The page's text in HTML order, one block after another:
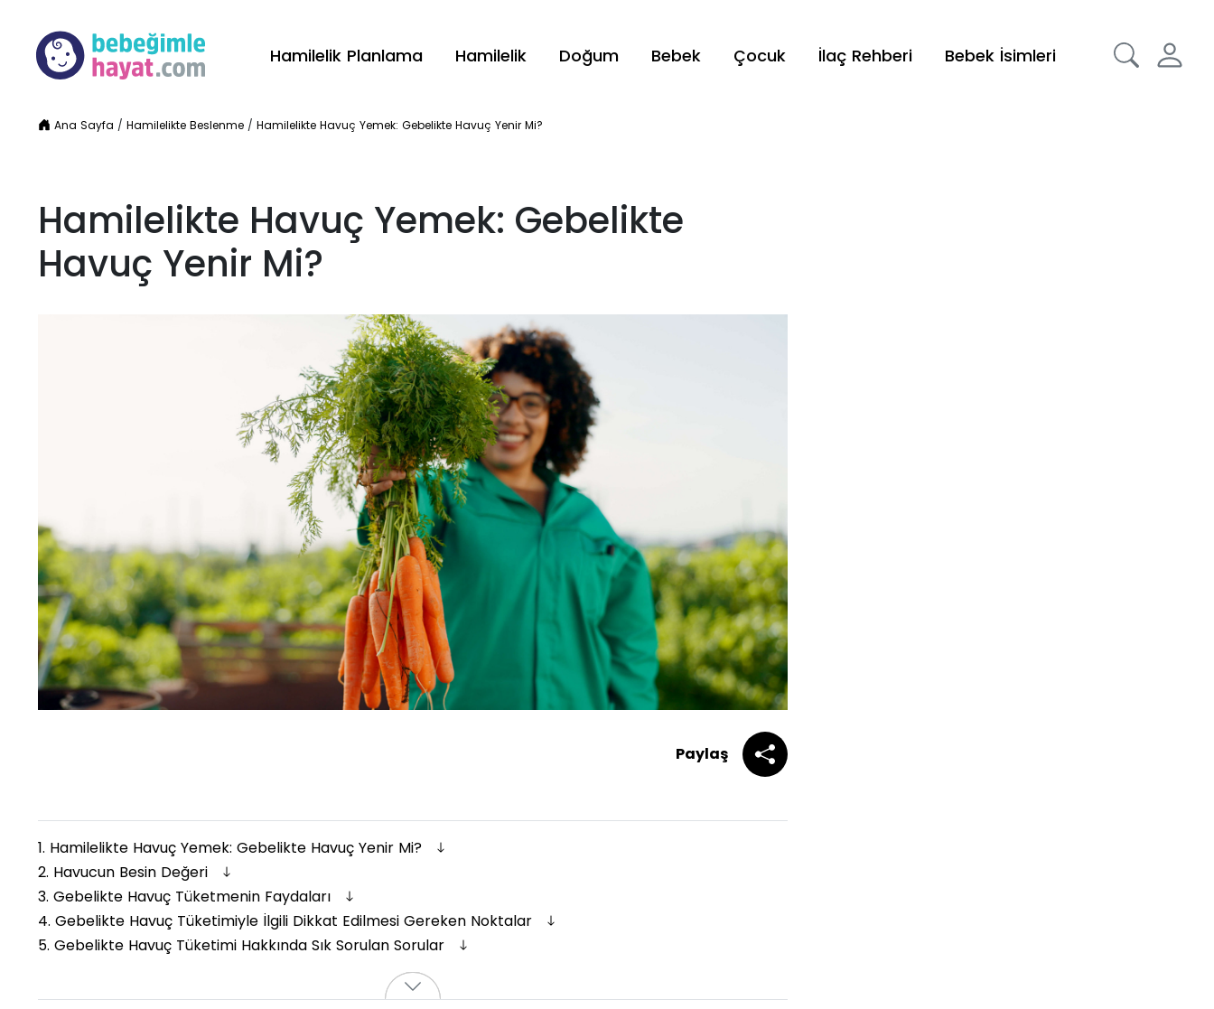
Hamilelik Planlama Hamilelik Doğum Bebek Çocuk İlaç Rehberi Bebek İsimleri
Ana Sayfa /Hamilelikte Beslenme /Hamilelikte Havuç Yemek: Gebelikte Havuç Yenir Mi?
Hamilelikte Havuç Yemek: Gebelikte
Havuç Yenir Mi?
Paylaş
1. Hamilelikte Havuç Yemek: Gebelikte Havuç Yenir Mi?
2. Havucun Besin Değeri
3. Gebelikte Havuç Tüketmenin Faydaları
4. Gebelikte Havuç Tüketimiyle İlgili Dikkat Edilmesi Gereken Noktalar
5. Gebelikte Havuç Tüketimi Hakkında Sık Sorulan Sorular